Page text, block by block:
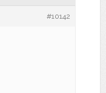
#10142